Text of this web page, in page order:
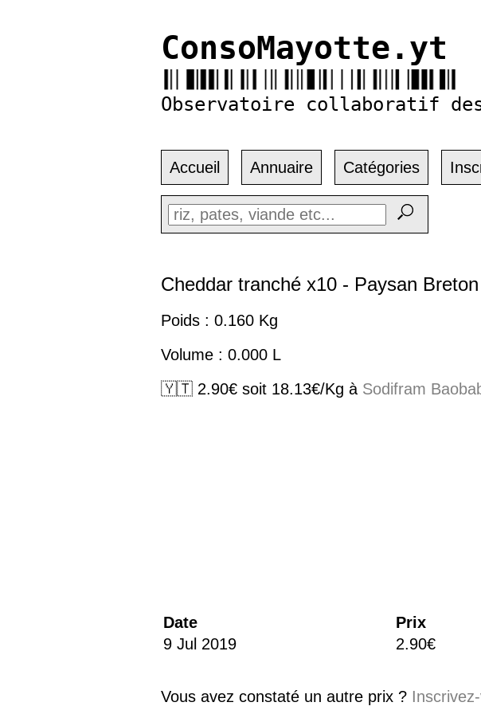
ConsoMayotte.yt
Observatoire collaboratif
Accueil Annuaire Catégories
Cheddar tranché x10 - Paysan Breton
Poids : 0.160 Kg
Volume : 0.000 L
🇾🇹 2.90€ soit 18.13€/Kg à Sodifram
Date Prix
9 Jul 2019
2.90€
Vous avez constaté un autre prix ?